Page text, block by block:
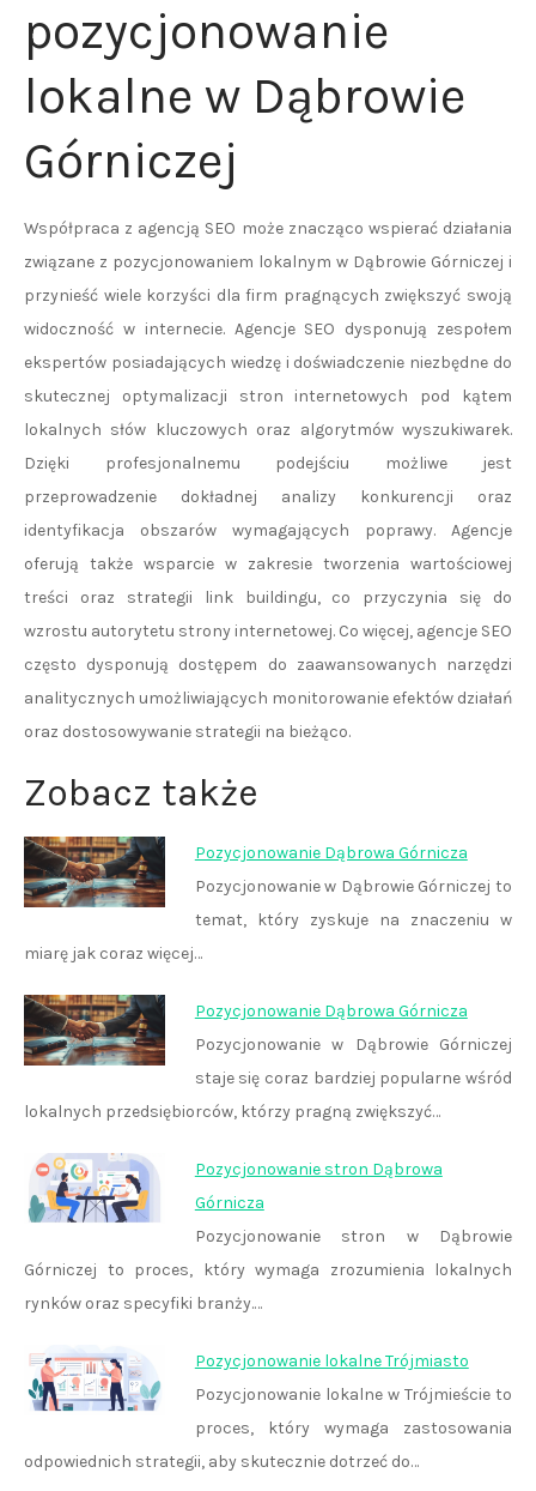
pozycjonowanie
lokalne w Dąbrowie
Górniczej
Współpraca z agencją SEO może znacząco wspierać działania
związane z pozycjonowaniem lokalnym w Dąbrowie Górniczej i
przynieść wiele korzyści dla firm pragnących zwiększyć swoją
widoczność w internecie. Agencje SEO dysponują zespołem
ekspertów posiadających wiedzę i doświadczenie niezbędne do
skutecznej optymalizacji stron internetowych pod kątem
lokalnych słów kluczowych oraz algorytmów wyszukiwarek.
Dzięki profesjonalnemu podejściu możliwe jest
przeprowadzenie dokładnej analizy konkurencji oraz
identyfikacja obszarów wymagających poprawy. Agencje
oferują także wsparcie w zakresie tworzenia wartościowej
treści oraz strategii link buildingu, co przyczynia się do
wzrostu autorytetu strony internetowej. Co więcej, agencje SEO
często dysponują dostępem do zaawansowanych narzędzi
analitycznych umożliwiających monitorowanie efektów działań
oraz dostosowywanie strategii na bieżąco.
Zobacz także
Pozycjonowanie Dąbrowa Górnicza
Pozycjonowanie w Dąbrowie Górniczej to
temat, który zyskuje na znaczeniu w
miarę jak coraz więcej…
Pozycjonowanie Dąbrowa Górnicza
Pozycjonowanie w Dąbrowie Górniczej
staje się coraz bardziej popularne wśród
lokalnych przedsiębiorców, którzy pragną zwiększyć…
Pozycjonowanie stron Dąbrowa
Górnicza
Pozycjonowanie stron w Dąbrowie
Górniczej to proces, który wymaga zrozumienia lokalnych
rynków oraz specyfiki branży.…
Pozycjonowanie lokalne Trójmiasto
Pozycjonowanie lokalne w Trójmieście to
proces, który wymaga zastosowania
odpowiednich strategii, aby skutecznie dotrzeć do…